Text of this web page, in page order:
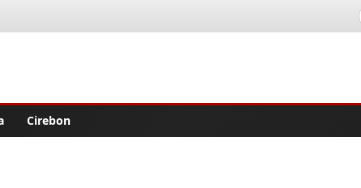
Cirebon